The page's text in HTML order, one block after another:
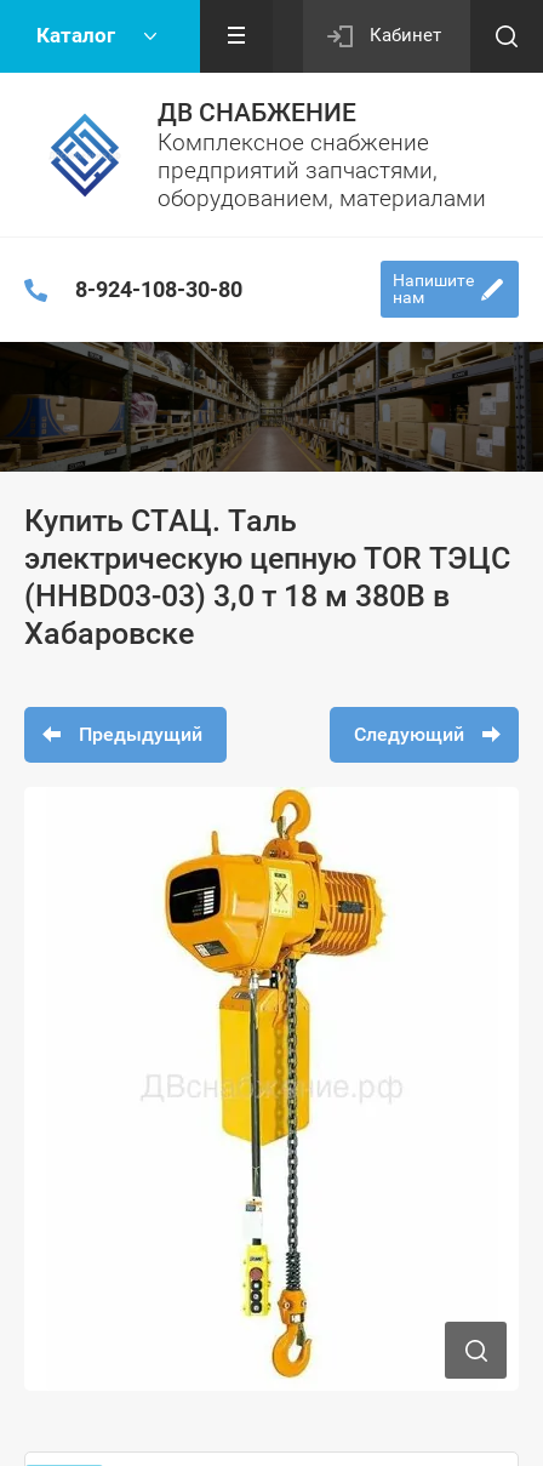
Каталог Кабинет
ДВ СНАБЖЕНИЕ
Комплексное снабжение
предприятий запчастями,
оборудованием, материалами
8-924-108-30-80
Напишите
нам
Купить СТАЦ. Таль
электрическую цепную TOR ТЭЦС
(HHBD03-03) 3,0 т 18 м 380В в
Хабаровске
Предыдущий Следующий